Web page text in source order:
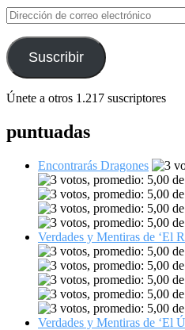
Dirección
de
correo
electrónico
Suscribir
Únete a otros 1.217 suscriptores
puntuadas
Encontrarás Dragones
Verdades y Mentiras de ‘El
Verdades y Mentiras de ‘El